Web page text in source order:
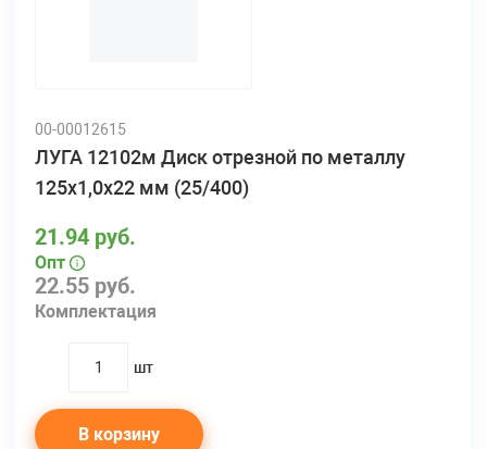
00-00012615
ЛУГА 12102м Диск отрезной по металлу
125х1,0х22 мм (25/400)
22.55 руб.
Комплектация
21.94 руб.
Опт
quantity
шт
В корзину